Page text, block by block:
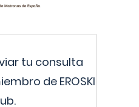
tu consulta
de EROSKI